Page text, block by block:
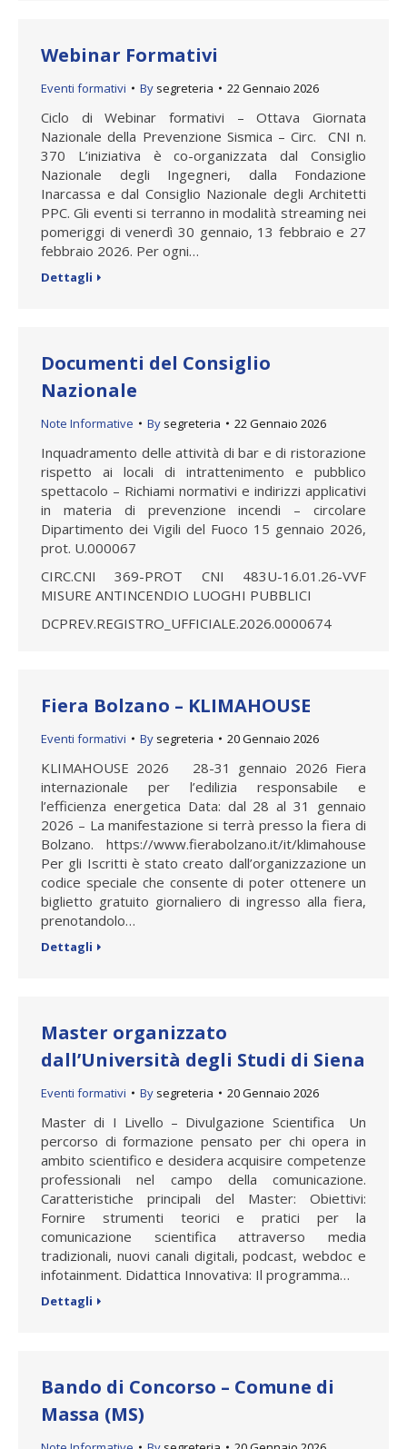
Webinar Formativi
Eventi formativi By segreteria 22 Gennaio 2026
Ciclo di Webinar formativi – Ottava Giornata
Nazionale della Prevenzione Sismica – Circ. CNI n.
370 L’iniziativa è co-organizzata dal Consiglio
Nazionale degli Ingegneri, dalla Fondazione
Inarcassa e dal Consiglio Nazionale degli Architetti
PPC. Gli eventi si terranno in modalità streaming nei
pomeriggi di venerdì 30 gennaio, 13 febbraio e 27
febbraio 2026. Per ogni…
Dettagli
Documenti del Consiglio
Nazionale
Note Informative By segreteria 22 Gennaio 2026
Inquadramento delle attività di bar e di ristorazione
rispetto ai locali di intrattenimento e pubblico
spettacolo – Richiami normativi e indirizzi applicativi
in materia di prevenzione incendi – circolare
Dipartimento dei Vigili del Fuoco 15 gennaio 2026,
prot. U.000067
CIRC.CNI 369-PROT CNI 483U-16.01.26-VVF
MISURE ANTINCENDIO LUOGHI PUBBLICI
DCPREV.REGISTRO_UFFICIALE.2026.0000674
Fiera Bolzano – KLIMAHOUSE
Eventi formativi By segreteria 20 Gennaio 2026
KLIMAHOUSE 2026 28-31 gennaio 2026 Fiera
internazionale per l’edilizia responsabile e
l’efficienza energetica Data: dal 28 al 31 gennaio
2026 – La manifestazione si terrà presso la fiera di
Bolzano. https://www.fierabolzano.it/it/klimahouse
Per gli Iscritti è stato creato dall’organizzazione un
codice speciale che consente di poter ottenere un
biglietto gratuito giornaliero di ingresso alla fiera,
prenotandolo…
Dettagli
Master organizzato
dall’Università degli Studi di Siena
Eventi formativi By segreteria 20 Gennaio 2026
Master di I Livello – Divulgazione Scientifica Un
percorso di formazione pensato per chi opera in
ambito scientifico e desidera acquisire competenze
professionali nel campo della comunicazione.
Caratteristiche principali del Master: Obiettivi:
Fornire strumenti teorici e pratici per la
comunicazione scientifica attraverso media
tradizionali, nuovi canali digitali, podcast, webdoc e
infotainment. Didattica Innovativa: Il programma…
Dettagli
Bando di Concorso – Comune di
Massa (MS)